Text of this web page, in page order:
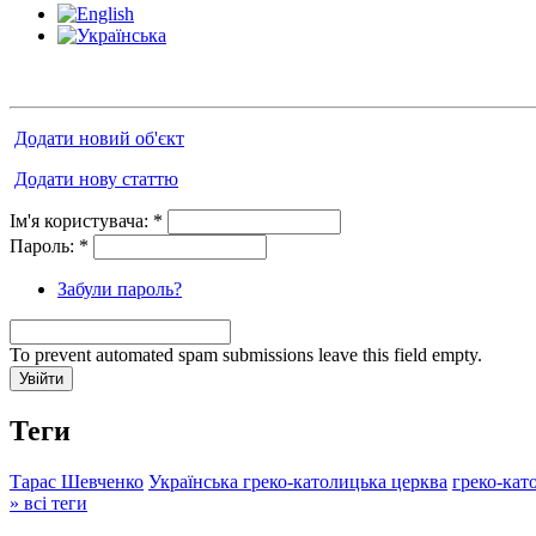
Додати новий об'єкт
Додати нову статтю
Ім'я користувача: *
Пароль: *
Забули пароль?
To prevent automated spam submissions leave this field empty.
Теги
Тарас Шевченко Українська греко-католицька церква греко-
» всі теги